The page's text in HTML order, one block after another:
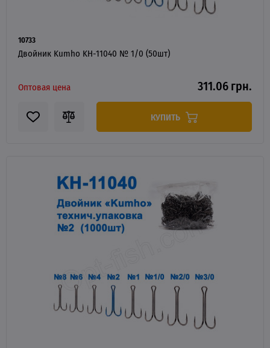
10733
Двойник Kumho KH-11040 № 1/0 (50шт)
Оптовая цена 311.06 грн.
КУПИТЬ